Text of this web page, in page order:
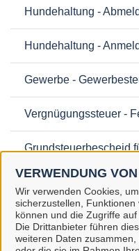
VERWENDUNG
Wir verwenden Cookies,
sicherzustellen,
können und die Zugriffe
Die Drittanbieter führen
weiteren Daten
Hundehaltung -
Hundehaltung -
Gewerbe -
Vergnügungssteuer -
Grundsteuerbescheid
Stadt Gifhorn